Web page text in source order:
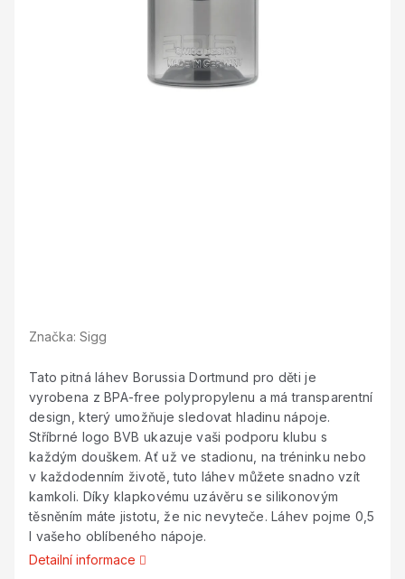
Značka: Sigg
Tato pitná láhev Borussia Dortmund pro děti je
vyrobena z BPA-free polypropylenu a má transparentní
design, který umožňuje sledovat hladinu nápoje.
Stříbrné logo BVB ukazuje vaši podporu klubu s
každým douškem. Ať už ve stadionu, na tréninku nebo
v každodenním životě, tuto láhev můžete snadno vzít
kamkoli. Díky klapkovému uzávěru se silikonovým
těsněním máte jistotu, že nic nevyteče. Láhev pojme 0,5
l vašeho oblíbeného nápoje.
Detailní informace